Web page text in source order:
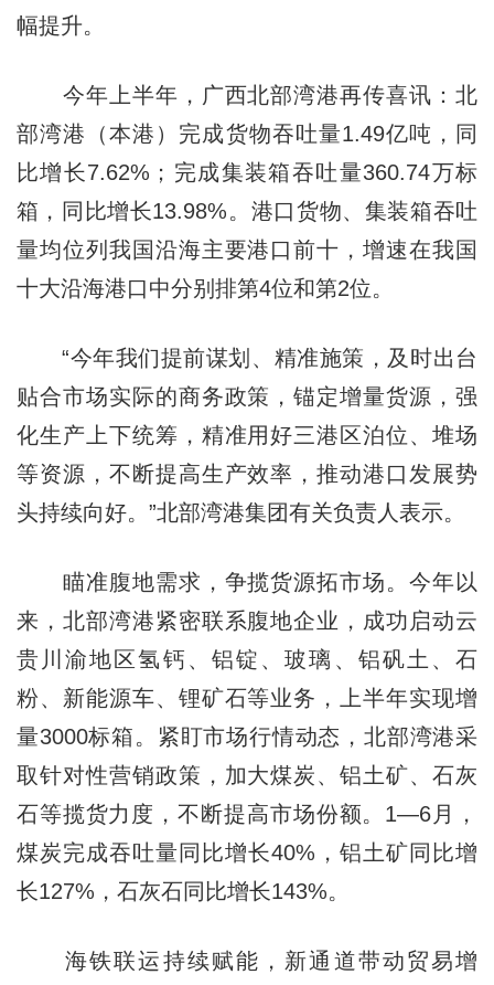
幅提升。
今年上半年，广西北部湾港再传喜讯：北
部湾港（本港）完成货物吞吐量1.49亿吨，同
比增长7.62%；完成集装箱吞吐量360.74万标
箱，同比增长13.98%。港口货物、集装箱吞吐
量均位列我国沿海主要港口前十，增速在我国
十大沿海港口中分别排第4位和第2位。
“今年我们提前谋划、精准施策，及时出台
贴合市场实际的商务政策，锚定增量货源，强
化生产上下统筹，精准用好三港区泊位、堆场
等资源，不断提高生产效率，推动港口发展势
头持续向好。”北部湾港集团有关负责人表示。
瞄准腹地需求，争揽货源拓市场。今年以
来，北部湾港紧密联系腹地企业，成功启动云
贵川渝地区氢钙、铝锭、玻璃、铝矾土、石
粉、新能源车、锂矿石等业务，上半年实现增
量3000标箱。紧盯市场行情动态，北部湾港采
取针对性营销政策，加大煤炭、铝土矿、石灰
石等揽货力度，不断提高市场份额。1—6月，
煤炭完成吞吐量同比增长40%，铝土矿同比增
长127%，石灰石同比增长143%。
海铁联运持续赋能，新通道带动贸易增